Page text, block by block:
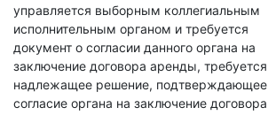
управляется выборным коллегиальным
исполнительным органом и требуется
документ о согласии данного органа на
заключение договора аренды, требуется
надлежащее решение, подтверждающее
согласие органа на заключение договора